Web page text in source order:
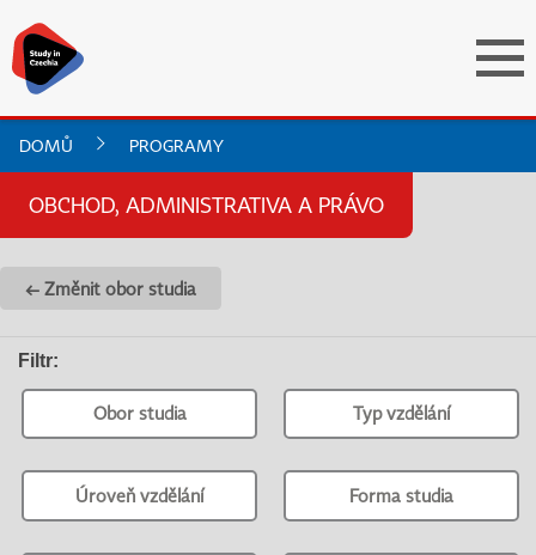
DOMŮ PROGRAMY
OBCHOD, ADMINISTRATIVA A PRÁVO
← Změnit obor studia
Filtr:
Obor studia Typ vzdělání
Úroveň vzdělání Forma studia